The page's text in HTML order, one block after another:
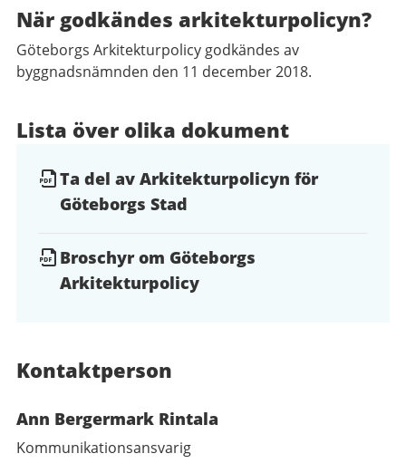
När godkändes arkitekturpolicyn?
Göteborgs Arkitekturpolicy godkändes av
byggnadsnämnden den 11 december 2018.
Lista över olika dokument
Ta del av Arkitekturpolicyn för
Göteborgs Stad
Broschyr om Göteborgs
Arkitekturpolicy
Kontaktperson
Ann Bergermark Rintala
Kommunikationsansvarig